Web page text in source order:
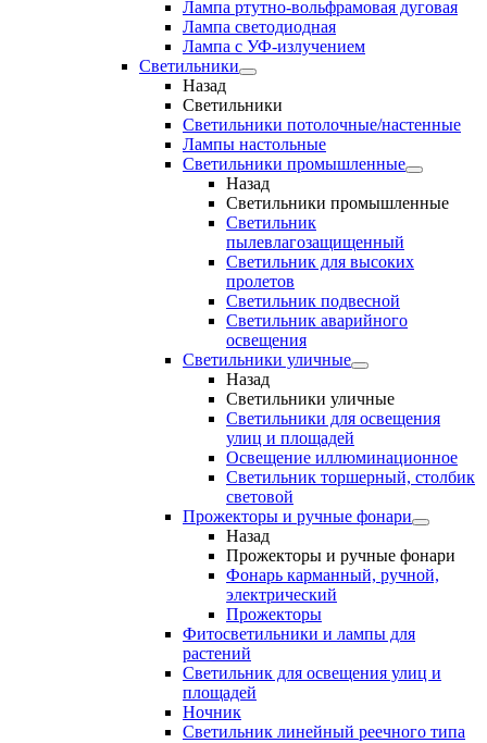
Лампа ртутно-вольфрамовая дуговая
Лампа светодиодная
Лампа с УФ-излучением
Светильники
Назад
Светильники
Светильники потолочные/настенные
Лампы настольные
Светильники промышленные
Назад
Светильники промышленные
Светильник
пылевлагозащищенный
Светильник для высоких
пролетов
Светильник подвесной
Светильник аварийного
освещения
Светильники уличные
Назад
Светильники уличные
Светильники для освещения
улиц и площадей
Освещение иллюминационное
Светильник торшерный, столбик
световой
Прожекторы и ручные фонари
Назад
Прожекторы и ручные фонари
Фонарь карманный, ручной,
электрический
Прожекторы
Фитосветильники и лампы для
растений
Светильник для освещения улиц и
площадей
Ночник
Светильник линейный реечного типа